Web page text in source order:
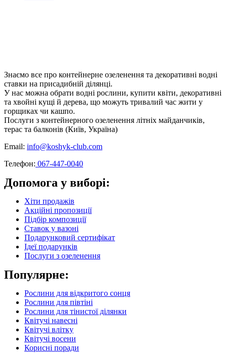
Знаємо все про контейнерне озеленення та декоративні водні
ставки на присадибній ділянці.
У нас можна обрати водні рослини, купити квіти, декоративні
та хвойні кущі й дерева, що можуть тривалий час жити у
горщиках чи кашпо.
Послуги з контейнерного озеленення літніх майданчиків,
терас та балконів (Київ, Україна)
Email: info@koshyk-club.com
Телефон: 067-447-0040
Допомога у виборі:
Хіти продажів
Акційні пропозиції
Підбір композиції
Ставок у вазоні
Подарунковий сертифікат
Ідеї подарунків
Послуги з озеленення
Популярне:
Рослини для відкритого сонця
Рослини для півтіні
Рослини для тінистої ділянки
Квітучі навесні
Квітучі влітку
Квітучі восени
Корисні поради